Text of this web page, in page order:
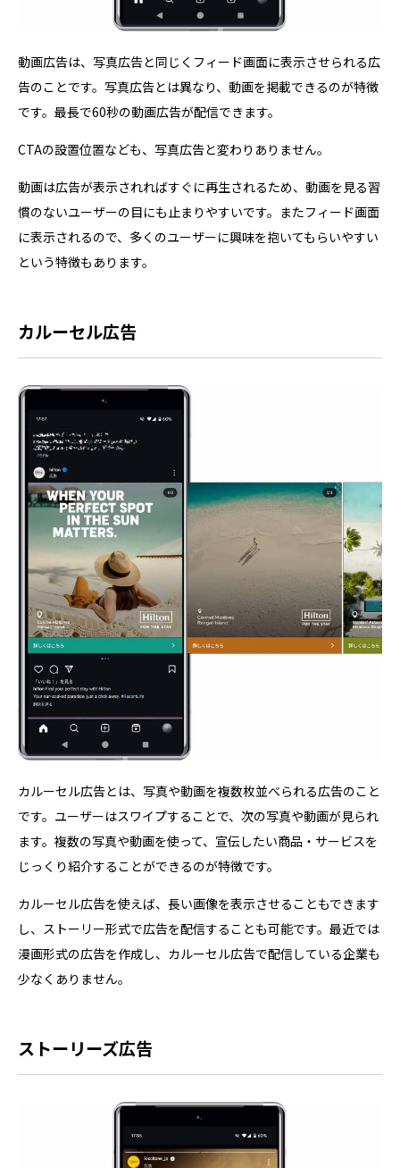
動画広告は、写真広告と同じくフィード画面に表示させられる広
告のことです。写真広告とは異なり、動画を掲載できるのが特徴
です。最長で60秒の動画広告が配信できます。
CTAの設置位置なども、写真広告と変わりありません。
動画は広告が表示されればすぐに再生されるため、動画を見る習
慣のないユーザーの目にも止まりやすいです。またフィード画面
に表示されるので、多くのユーザーに興味を抱いてもらいやすい
という特徴もあります。
カルーセル広告
カルーセル広告とは、写真や動画を複数枚並べられる広告のこと
です。ユーザーはスワイプすることで、次の写真や動画が見られ
ます。複数の写真や動画を使って、宣伝したい商品・サービスを
じっくり紹介することができるのが特徴です。
カルーセル広告を使えば、長い画像を表示させることもできます
し、ストーリー形式で広告を配信することも可能です。最近では
漫画形式の広告を作成し、カルーセル広告で配信している企業も
少なくありません。
ストーリーズ広告